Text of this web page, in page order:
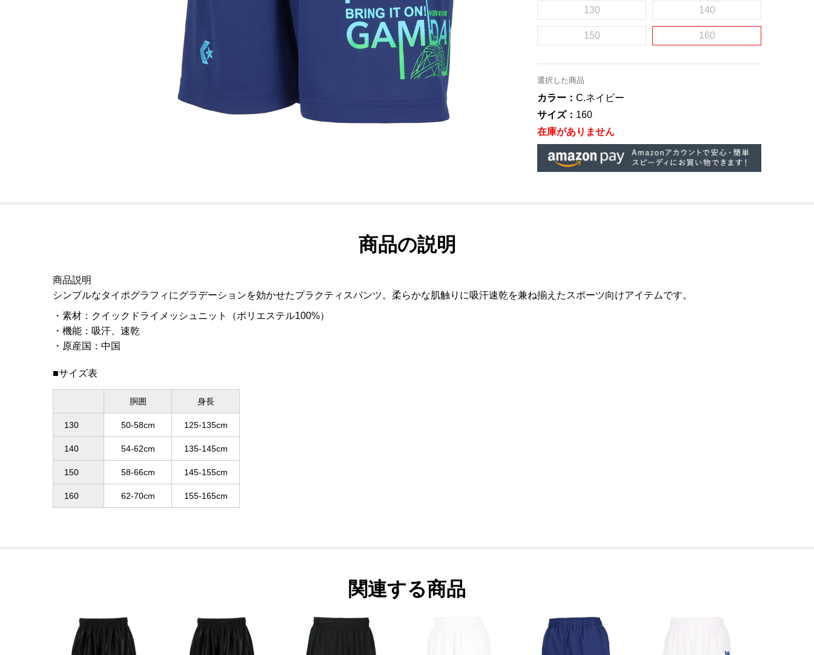
130 140
150 160
選択した商品
カラー： C.ネイビー
サイズ： 160
在庫がありません
商品の説明
商品説明
シンプルなタイポグラフィにグラデーションを効かせたプラクティスパンツ。柔らかな肌触りに吸汗速乾を兼ね揃えたスポーツ向けアイテムです。
素材 ： クイックドライメッシュニット（ポリエステル100%）
機能 ： 吸汗、速乾
原産国 ： 中国
■サイズ表
胴囲 身長
130 50-58cm 125-135cm
140 54-62cm 135-145cm
150 58-66cm 145-155cm
160 62-70cm 155-165cm
関連する商品